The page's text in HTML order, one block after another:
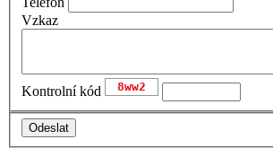
Vzkaz
Kontrolní kód